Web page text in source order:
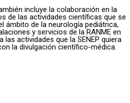
incluye la colaboración en la
de las actividades científicas que se
ámbito de la neurología pediátrica,
y servicios de la RANME en
actividades que la SENEP quiera
la divulgación científico-médica.